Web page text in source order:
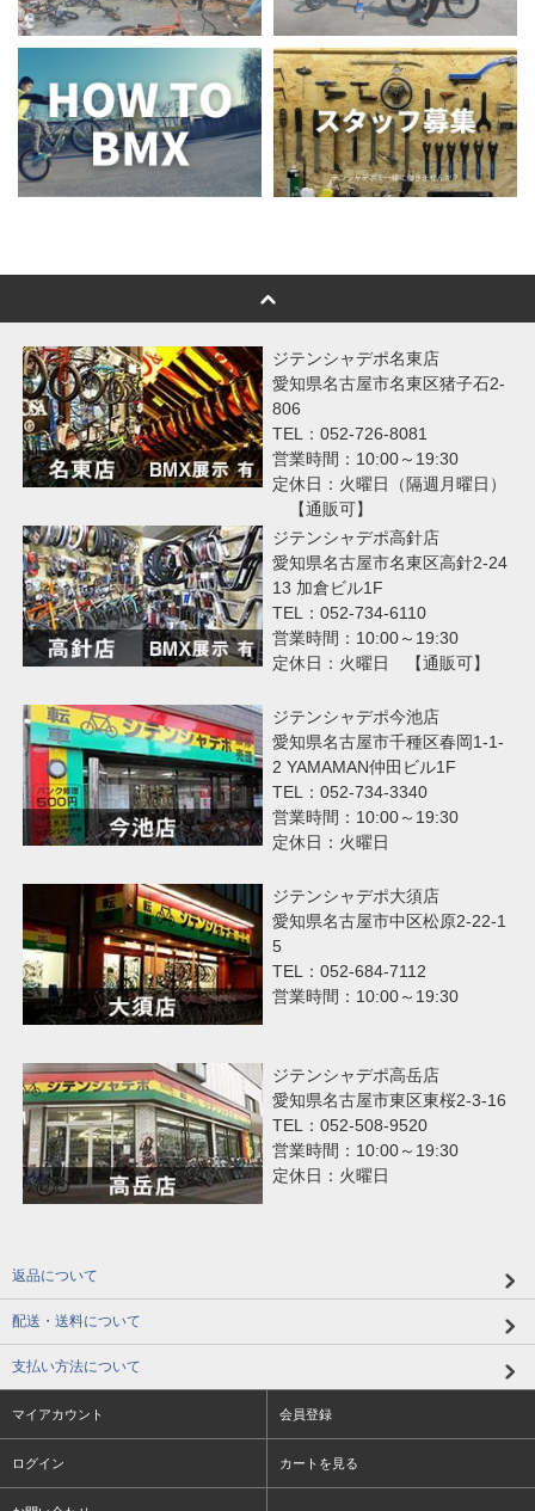
ジテンシャデポ名東店
愛知県名古屋市名東区猪子石2-
806
TEL：052-726-8081
営業時間：10:00～19:30
定休日：火曜日（隔週月曜日）
【通販可】
ジテンシャデポ高針店
愛知県名古屋市名東区高針2-24
13 加倉ビル1F
TEL：052-734-6110
営業時間：10:00～19:30
定休日：火曜日 【通販可】
ジテンシャデポ今池店
愛知県名古屋市千種区春岡1-1-
2 YAMAMAN仲田ビル1F
TEL：052-734-3340
営業時間：10:00～19:30
定休日：火曜日
ジテンシャデポ大須店
愛知県名古屋市中区松原2-22-1
5
TEL：052-684-7112
営業時間：10:00～19:30
ジテンシャデポ高岳店
愛知県名古屋市東区東桜2-3-16
TEL：052-508-9520
営業時間：10:00～19:30
定休日：火曜日
返品について
配送・送料について
支払い方法について
マイアカウント 会員登録
ログイン カートを見る